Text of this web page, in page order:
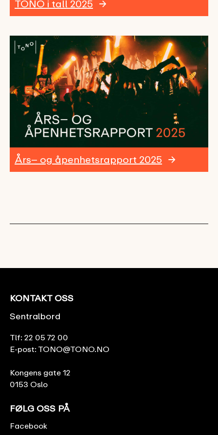
TONO i tall 2025
Års– og åpenhetsrapport 2025
KONTAKT OSS
Sentralbord
Tlf: 22 05 72 00
E-post: TONO@TONO.NO
Kongens gate 12
0153 Oslo
FØLG OSS PÅ
Facebook